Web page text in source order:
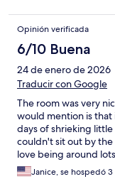
Opinión verificada
6/10 Buena
24 de enero de 2026
Traducir con Google
The room was very
would mention is
days of shrieking
couldn't sit out by
love being around
to relax. I either had
Janice, se hospedó 3